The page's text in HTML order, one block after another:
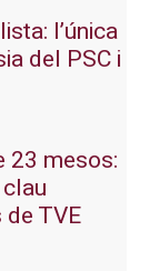
l’única
del PSC i
23 mesos:
TVE